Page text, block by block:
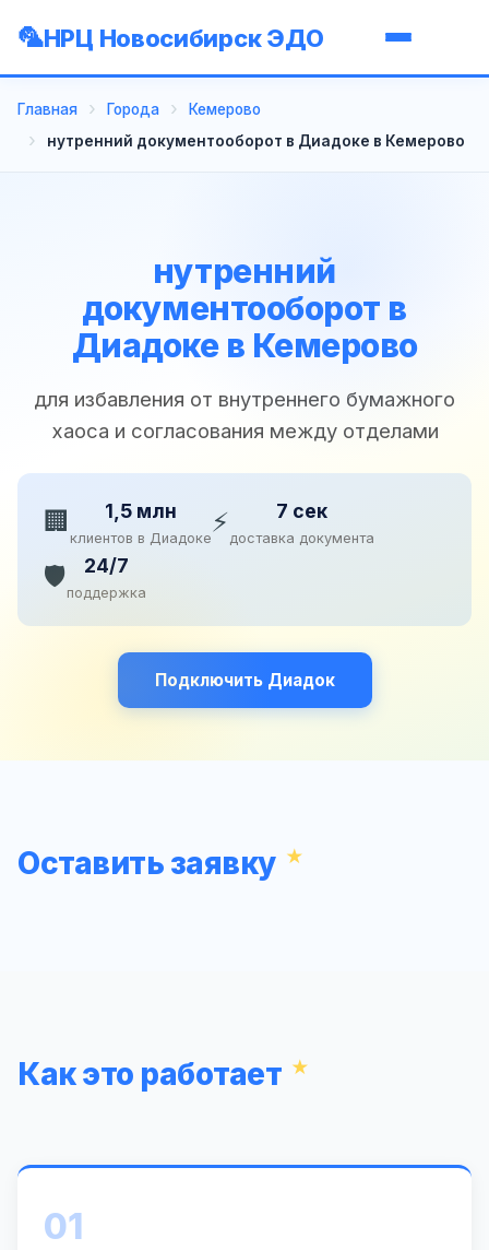
НРЦ Новосибирск ЭДО
Главная Города
Кемерово
нутренний документооборот в Диадоке в Кемерово
нутренний
документооборот в
Диадоке в Кемерово
для избавления от внутреннего бумажного
хаоса и согласования между отделами
🏢 1,5 млн
клиентов в Диадоке⚡ 7 сек
доставка документа
🛡️ 24/7
поддержка
Подключить Диадок
Оставить заявку
Как это работает
01